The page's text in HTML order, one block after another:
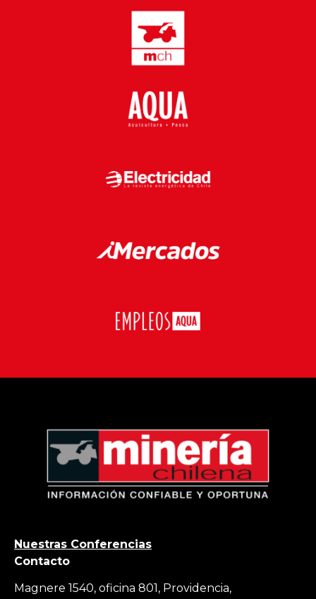
Nuestras Conferencias
Contacto
Magnere 1540, oficina 801, Providencia,